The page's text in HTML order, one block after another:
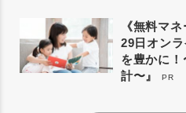
《無料マ
29日オン
を豊かに
計〜』
PR